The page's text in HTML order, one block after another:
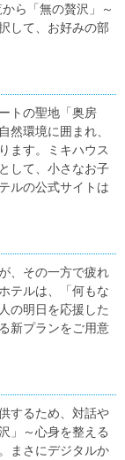
ら「無の贅沢」～
して、お好みの部
トの聖地「奥房
然環境に囲まれ、
ます。ミキハウス
して、小さなお子
ルの公式サイトは
、その一方で疲れ
テルは、「何もな
の明日を応援した
新プランをご用意
するため、対話や
」～心身を整える
まさにデジタルか